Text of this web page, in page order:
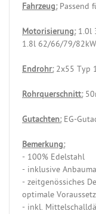
Fahrzeug:Passend
Motorisierung:1.0l
1.8l 62/66/79/82kW
Endrohr: 2x55 Typ
Rohrquerschnitt:
Gutachten:EG-
Bemerkung:
- 100% Edelstahl
- inklusive
- zeitgenössiches
optimale
- inkl.